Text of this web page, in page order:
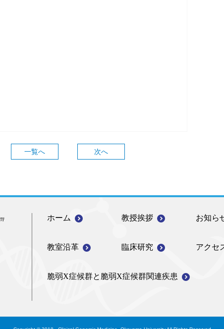
一覧へ 次へ
ホーム 教授挨拶 お知ら
教室沿革 臨床研究 アクセ
脆弱X症候群と 脆弱X症候群関連疾患